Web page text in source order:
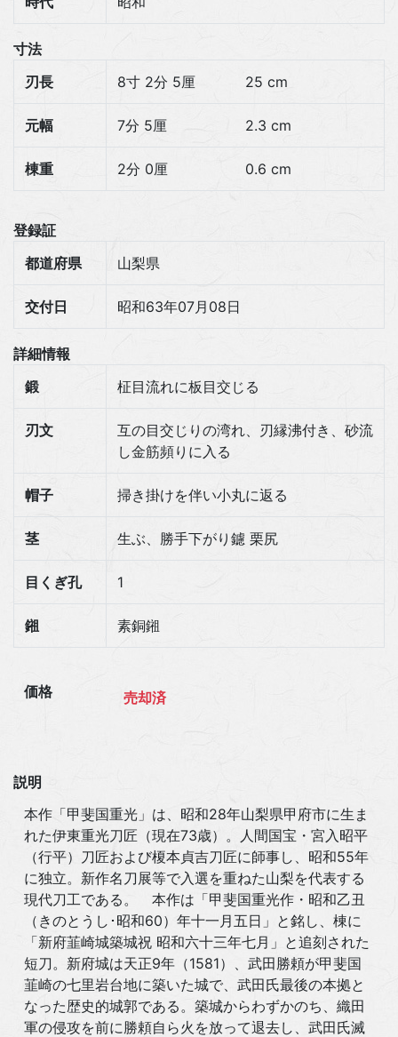
寸法
刃長
8寸 2分 5厘 25 cm
元幅 7分 5厘 2.3 cm
棟重 2分 0厘 0.6 cm
登録証
都道府県
山梨県
交付日 昭和63年07月08日
詳細情報
鍛
柾目流れに板目交じる
刃文
互の目交じりの湾れ、刃縁沸付き、砂流
し金筋頻りに入る
帽子 掃き掛けを伴い小丸に返る
茎 生ぶ、勝手下がり鑢 栗尻
目くぎ孔 1
鎺 素銅鎺
価格 売却済
説明
本作「甲斐国重光」は、昭和28年山梨県甲府市に生ま
れた伊東重光刀匠（現在73歳）。人間国宝・宮入昭平
（行平）刀匠および榎本貞吉刀匠に師事し、昭和55年
に独立。新作名刀展等で入選を重ねた山梨を代表する
現代刀工である。 本作は「甲斐国重光作・昭和乙丑
（きのとうし･昭和60）年十一月五日」と銘し、棟に
「新府韮崎城築城祝 昭和六十三年七月」と追刻された
短刀。新府城は天正9年（1581）、武田勝頼が甲斐国
韮崎の七里岩台地に築いた城で、武田氏最後の本拠と
なった歴史的城郭である。築城からわずかのち、織田
軍の侵攻を前に勝頼自ら火を放って退去し、武田氏滅